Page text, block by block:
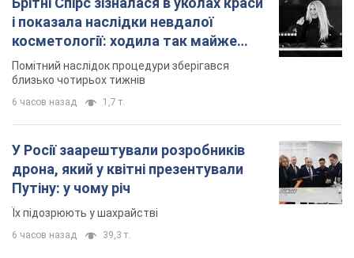
Їх підозрюють у шахрайстві
6 часов назад 39,3 т.